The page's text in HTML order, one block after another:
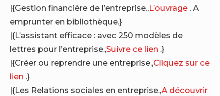
|{Gestion financière de l’entreprise.,L’ouvrage . A
emprunter en bibliothèque.}
|{L’assistant efficace : avec 250 modèles de
lettres pour l’entreprise.,Suivre ce lien .}
|{Créer ou reprendre une entreprise.,Cliquez sur ce
lien .}
|{Les Relations sociales en entreprise.,A découvrir